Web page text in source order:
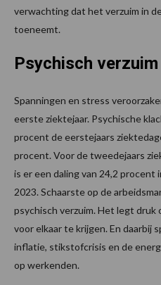
verwachting dat het verzuim in
toeneemt.
Psychisch verzuim
Spanningen en stress
eerste ziektejaar. Psychische
procent de eerstejaars
procent. Voor de tweedejaars
is er een daling van 24,2 procent
2023. Schaarste op de
psychisch verzuim. Het legt
voor elkaar te krijgen. En daarbij
inflatie, stikstofcrisis en de
op werkenden.